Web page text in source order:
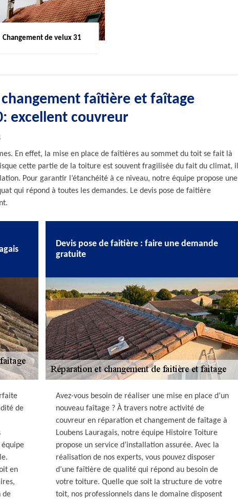
Changement de velux 31
faîtière et faîtage
excellent couvreur
En effet, la mise en place de faîtières au sommet du toit se fait là
cette partie de la toiture est souvent fragilisée du fait du climat, il
Pour garantir l’étanchéité à ce niveau, notre équipe propose une
qui répond à toutes les demandes. Le devis pose de faitière
de
en
de
Devis pose de faitière : faire une demande
gratuite
Avez-vous besoin de réaliser une mise en place d’un
nouveau faîtage ? À travers notre activité de
couvreur en réparation et changement de faîtage à
Loubens Lauragais, notre équipe Histoire Toiture
propose un service d’installation assurée. Avec la
réalisation de nos experts, vous pouvez disposer
d’une faîtière de qualité qui répond au besoin de
votre toiture. Quelle que soit la structure de votre
toit, nos professionnels dans le domaine disposent